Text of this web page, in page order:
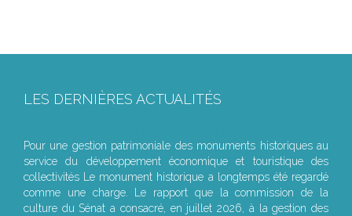
LES DERNIÈRES ACTUALITÉS
Pour une gestion patrimoniale des monuments historiques au
service du développement économique et touristique des
collectivités Le monument historique a longtemps été regardé
comme une charge. Le rapport que la commission de la
culture du Sénat a consacré, en juillet 2026, à la gestion des